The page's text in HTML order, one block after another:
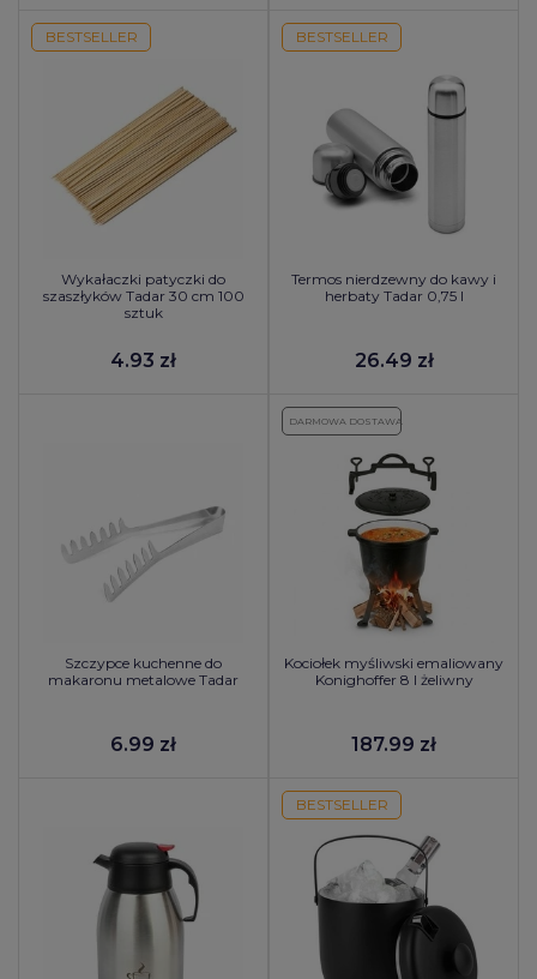
BESTSELLER
Wykałaczki patyczki do
szaszłyków Tadar 30 cm 100
sztuk
4.93 zł
BESTSELLER
Termos nierdzewny do kawy i
herbaty Tadar 0,75 l
26.49 zł
Szczypce kuchenne do
makaronu metalowe Tadar
6.99 zł
DARMOWA DOSTAWA
Kociołek myśliwski emaliowany
Konighoffer 8 l żeliwny
187.99 zł
BESTSELLER